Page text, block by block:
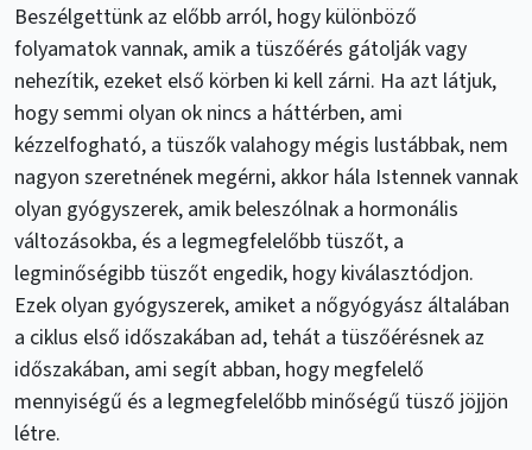
Beszélgettünk az előbb arról, hogy különböző
folyamatok vannak, amik a tüszőérés gátolják vagy
nehezítik, ezeket első körben ki kell zárni. Ha azt látjuk,
hogy semmi olyan ok nincs a háttérben, ami
kézzelfogható, a tüszők valahogy mégis lustábbak, nem
nagyon szeretnének megérni, akkor hála Istennek vannak
olyan gyógyszerek, amik beleszólnak a hormonális
változásokba, és a legmegfelelőbb tüszőt, a
legminőségibb tüszőt engedik, hogy kiválasztódjon.
Ezek olyan gyógyszerek, amiket a nőgyógyász általában
a ciklus első időszakában ad, tehát a tüszőérésnek az
időszakában, ami segít abban, hogy megfelelő
mennyiségű és a legmegfelelőbb minőségű tüsző jöjjön
létre.